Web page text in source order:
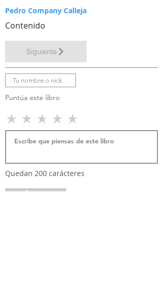
Pedro Company Calleja
Contenido
Siguiente
Puntúa este libro
Quedan 200 carácteres
Enviar